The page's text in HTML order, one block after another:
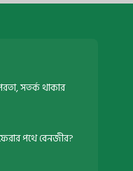
সতর্ক থাকার
পথে বেনজীর?